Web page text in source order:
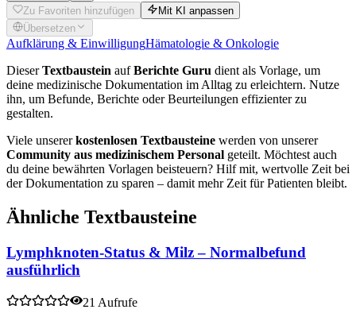
Zu Favoriten hinzufügen
Mit KI anpassen
Übersetzen
Aufklärung & EinwilligungHämatologie & Onkologie
DieserTextbaustein aufBerichte Guru dient als Vorlage, um
deine medizinische Dokumentation im Alltag zu erleichtern. Nutze
ihn, um Befunde, Berichte oder Beurteilungen effizienter zu
gestalten.
Viele unsererkostenlosen Textbausteine werden von unserer
Community aus medizinischem Personal geteilt. Möchtest auch
du deine bewährten Vorlagen beisteuern? Hilf mit, wertvolle Zeit bei
der Dokumentation zu sparen – damit mehr Zeit für Patienten bleibt.
Ähnliche Textbausteine
Lymphknoten-Status & Milz – Normalbefund
ausführlich
21 Aufrufe